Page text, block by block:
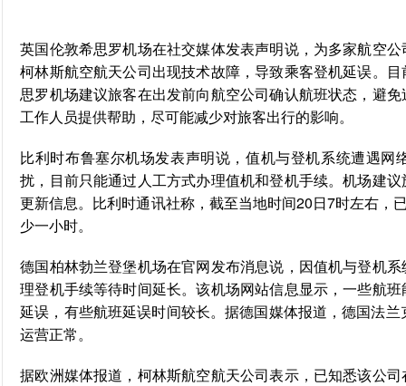
英国伦敦希思罗机场在社交媒体发表声明说，为多家航空
柯林斯航空航天公司出现技术故障，导致乘客登机延误。
思罗机场建议旅客在出发前向航空公司确认航班状态，避
工作人员提供帮助，尽可能减少对旅客出行的影响。
比利时布鲁塞尔机场发表声明说，值机与登机系统遭遇网
扰，目前只能通过人工方式办理值机和登机手续。机场建
更新信息。 比利时通讯社称，截至当地时间20日7时左右，
少一小时。
德国柏林勃兰登堡机场在官网发布消息说，因值机与登机
理登机手续等待时间延长。该机场网站信息显示，一些航
延误，有些航班延误时间较长。据德国媒体报道，德国法
运营正常。
据欧洲媒体报道，柯林斯航空航天公司表示，已知悉该公